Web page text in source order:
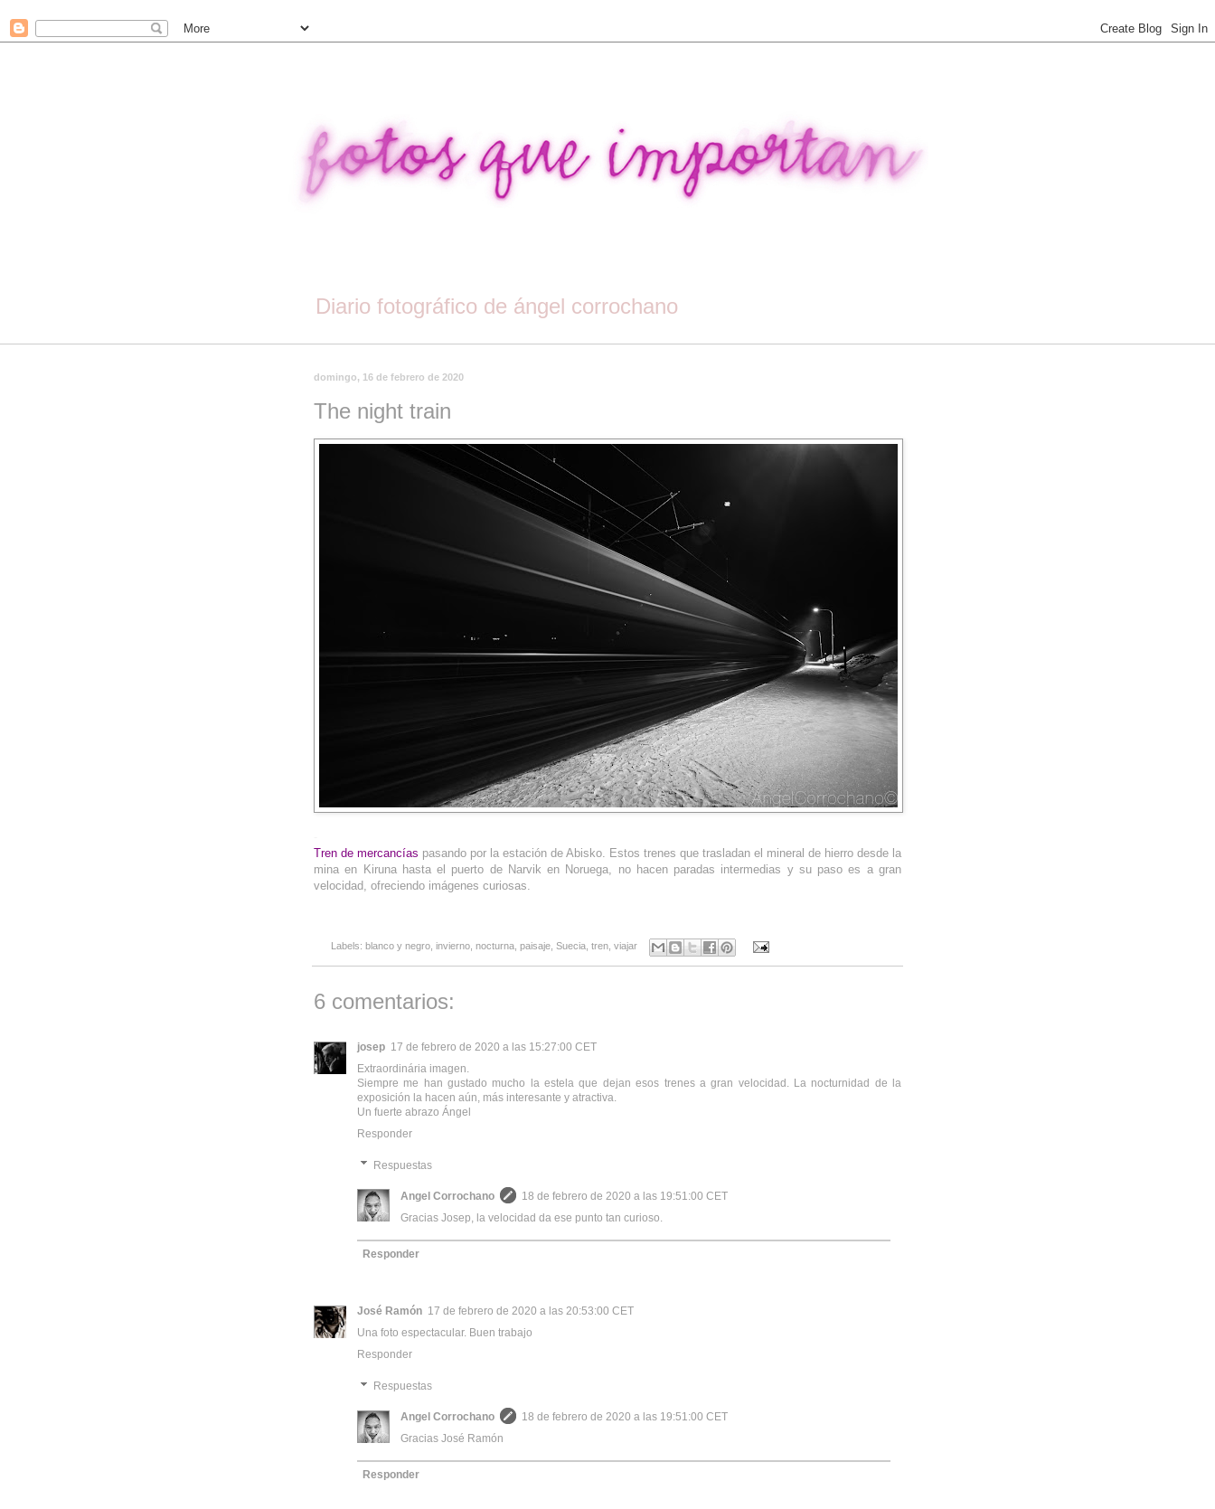
Diario fotográfico de ángel corrochano
domingo, 16 de febrero de 2020
The night train
Tren de mercancías pasando por la estación de Abisko. Estos trenes que trasladan el mineral de hierro desde la
mina en Kiruna hasta el puerto de Narvik en Noruega, no hacen paradas intermedias y su paso es a gran
velocidad, ofreciendo imágenes curiosas.
Labels: blanco y negro, invierno, nocturna, paisaje, Suecia, tren, viajar
6 comentarios:
josep 17 de febrero de 2020 a las 15:27:00 CET
Extraordinária imagen.
Siempre me han gustado mucho la estela que dejan esos trenes a gran velocidad. La nocturnidad de la
exposición la hacen aún, más interesante y atractiva.
Un fuerte abrazo Ángel
Responder
Respuestas
Angel Corrochano
18 de febrero de 2020 a las 19:51:00 CET
Gracias Josep, la velocidad da ese punto tan curioso.
Responder
José Ramón 17 de febrero de 2020 a las 20:53:00 CET
Una foto espectacular. Buen trabajo
Responder
Respuestas
Angel Corrochano
18 de febrero de 2020 a las 19:51:00 CET
Gracias José Ramón
Responder